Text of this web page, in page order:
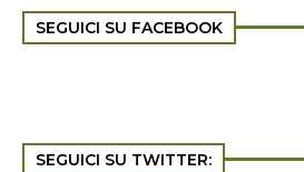
SEGUICI SU FACEBOOK
SEGUICI SU TWITTER: